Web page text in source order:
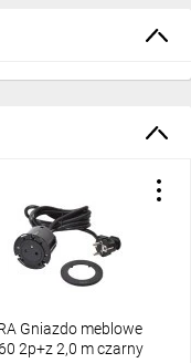
Gniazdo meblowe
2p+z 2,0 m czarny